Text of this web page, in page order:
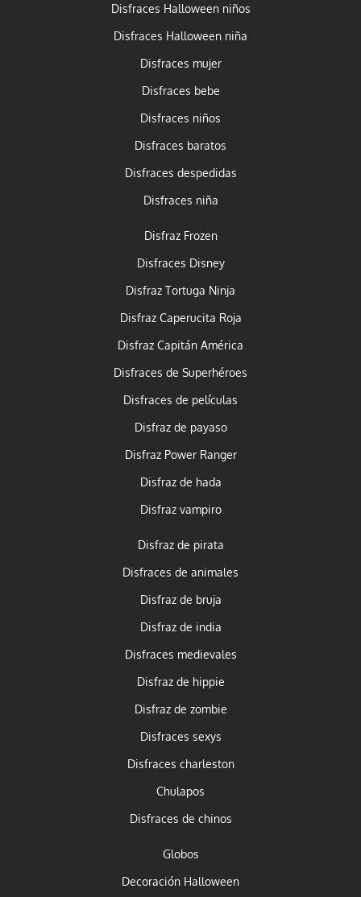
Disfraces Halloween niños
Disfraces Halloween niña
Disfraces mujer
Disfraces bebe
Disfraces niños
Disfraces baratos
Disfraces despedidas
Disfraces niña
Disfraz Frozen
Disfraces Disney
Disfraz Tortuga Ninja
Disfraz Caperucita Roja
Disfraz Capitán América
Disfraces de Superhéroes
Disfraces de películas
Disfraz de payaso
Disfraz Power Ranger
Disfraz de hada
Disfraz vampiro
Disfraz de pirata
Disfraces de animales
Disfraz de bruja
Disfraz de india
Disfraces medievales
Disfraz de hippie
Disfraz de zombie
Disfraces sexys
Disfraces charleston
Chulapos
Disfraces de chinos
Globos
Decoración Halloween